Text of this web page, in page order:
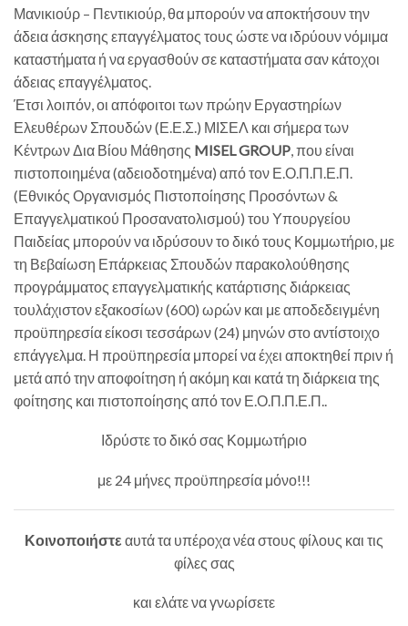
Μανικιούρ – Πεντικιούρ, θα μπορούν να αποκτήσουν την
άδεια άσκησης επαγγέλματος τους ώστε να ιδρύουν νόμιμα
καταστήματα ή να εργασθούν σε καταστήματα σαν κάτοχοι
άδειας επαγγέλματος.
Έτσι λοιπόν, οι απόφοιτοι των πρώην Εργαστηρίων
Ελευθέρων Σπουδών (Ε.Ε.Σ.) ΜΙΣΕΛ και σήμερα των
Κέντρων Δια Βίου Μάθησης MISEL GROUP , που είναι
πιστοποιημένα (αδειοδοτημένα) από τον Ε.Ο.Π.Π.Ε.Π.
(Εθνικός Οργανισμός Πιστοποίησης Προσόντων &
Επαγγελματικού Προσανατολισμού) του Υπουργείου
Παιδείας μπορούν να ιδρύσουν το δικό τους Κομμωτήριο, με
τη Βεβαίωση Επάρκειας Σπουδών παρακολούθησης
προγράμματος επαγγελματικής κατάρτισης διάρκειας
τουλάχιστον εξακοσίων (600) ωρών και με αποδεδειγμένη
προϋπηρεσία είκοσι τεσσάρων (24) μηνών στο αντίστοιχο
επάγγελμα. Η προϋπηρεσία μπορεί να έχει αποκτηθεί πριν ή
μετά από την αποφοίτηση ή ακόμη και κατά τη διάρκεια της
φοίτησης και πιστοποίησης από τον Ε.Ο.Π.Π.Ε.Π..
Ιδρύστε το δικό σας Κομμωτήριο
με 24 μήνες προϋπηρεσία μόνο!!!
Κοινοποιήστε αυτά τα υπέροχα νέα στους φίλους και τις
φίλες σας
και ελάτε να γνωρίσετε